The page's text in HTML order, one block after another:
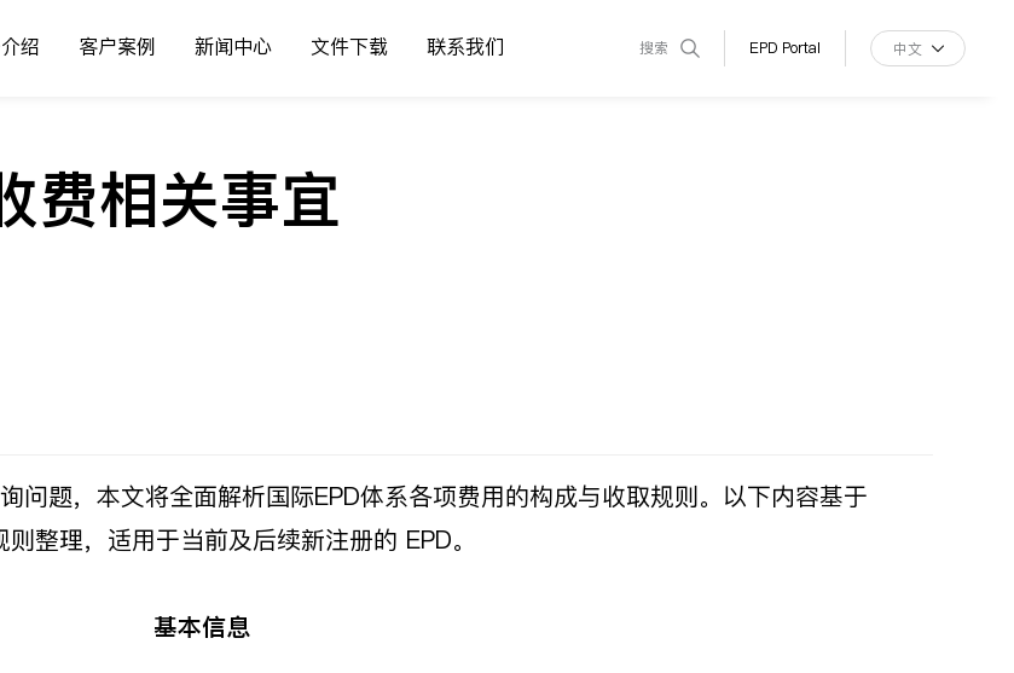
绍 客户案例 新闻中心 文件下载 联系我们 搜索 EPD Portal 中文
费相关事宜
问题，本文将全面解析国际EPD体系各项费用的构成与收取规则。以下内容基于
整理，适用于当前及后续新注册的 EPD。
基本信息